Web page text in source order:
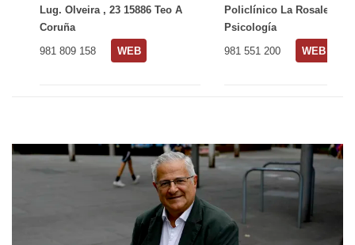
Lug. Olveira , 23 15886 Teo A
Coruña
981 809 158
WEB
Policlínico La Rosaleda.
Psicología
981 551 200
WEB